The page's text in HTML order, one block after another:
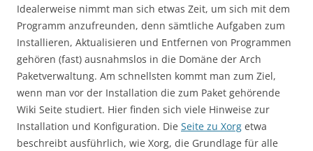
Idealerweise nimmt man sich etwas Zeit, um sich mit dem
Programm anzufreunden, denn sämtliche Aufgaben zum
Installieren, Aktualisieren und Entfernen von Programmen
gehören (fast) ausnahmslos in die Domäne der Arch
Paketverwaltung. Am schnellsten kommt man zum Ziel,
wenn man vor der Installation die zum Paket gehörende
Wiki Seite studiert. Hier finden sich viele Hinweise zur
Installation und Konfiguration. Die Seite zu Xorg etwa
beschreibt ausführlich, wie Xorg, die Grundlage für alle